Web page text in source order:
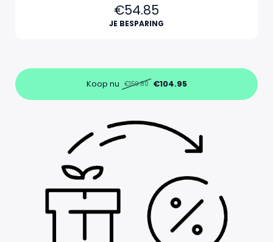
€54.85
JE BESPARING
Koop nu €159.80 €104.95